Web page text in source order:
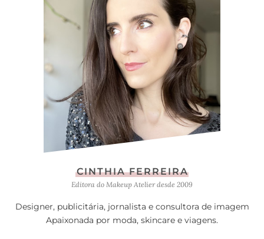
CINTHIA FERREIRA
Editora do Makeup Atelier desde 2009
Designer, publicitária, jornalista e consultora de imagem
Apaixonada por moda, skincare e viagens.